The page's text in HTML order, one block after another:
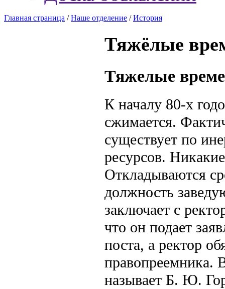
Главная страница /Наше отделение /История
Тяжёлые
Тяжелые
К началу 80-х
сжимается.
существует по
ресурсов.
Откладываются
должность
заключает с
что он подает
поста, а ректор
правопреемника.
называет Б. Ю.